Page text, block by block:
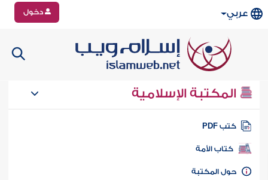
عربي دخول
المكتبة الإسلامية
كتب PDF
كتاب الأمة